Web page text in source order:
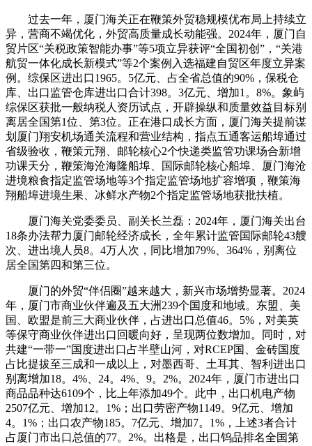
过去一年，厦门海关正在鞭策外贸稳规模优布局上持续立
异，营商不竭优化，外贸高质量成长动能强。2024年，厦门自
贸片区“关税政策智能办事”等5项立异获评“全国初创”，“关港
航贸一体化成长新模式”等2个案例入选福建自贸区年度立异案
例。综保区进出口1965。5亿元、占全省总值的90%，保税仓
库、出口监管仓库进出口合计398。3亿元、增加1。8%。象屿
综保区获批一般纳税人资历试点，开辟操纵和质量效益目标别
离居全国第1位、第3位。正在港口成长方面，厦门海关提前谋
划厦门翔安机场通关流程和营业结构，指点五通客运船埠通过
省级验收，鞭策元翔、邮轮核心2个快递类监管功课场合新增
功课天分，鞭策海沧海隆船埠、国际邮轮核心船埠、厦门海沧
进境粮食指定监管场地等3个指定监管场地扩容增项，鞭策海
翔船埠进境生果、冰鲜水产物2个指定监管场地获批扶植。
厦门海关党委委员、副关长兰磊：2024年，厦门海关出台
18条办法帮力厦门邮轮经济成长，全年累计监管国际邮轮43艘
次、进出境人员8。4万人次，同比增加79%、364%，别离位
居全国第四和第三位。
厦门的外贸“伴侣圈”越来越大，新兴市场增势显著。2024
年，厦门市商业伙伴遍及五大洲239个国度和地域。东盟、美
国、欧盟是前三大商业伙伴，占进出口总值46。5%，对美英
等保守商业伙伴进出口回暖向好，呈现两位数增加。同时，对
共建“一带一”国度进出口占半壁山河，对RCEP国、金砖国度
占比提拔至三成和一成以上，对墨西哥、土耳其、智利进出口
别离增加18。4%、24。4%、9。2%。2024年，厦门市进出口
商品品种达6109个，比上年添加49个。此中，出口机电产物
2507亿元、增加12。1%；出口劳密产物1149。9亿元、增加
4。1%；出口农产物185。7亿元、增加7。1%，上述3者合计
占厦门市出口总值的77。2%。出格是，出口钨品排名全国第